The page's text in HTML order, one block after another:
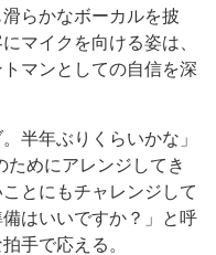
らかなボーカルを披
マイクを向ける姿は、
マンとしての自信を深
半年ぶりくらいかな」
ためにアレンジしてき
とにもチャレンジして
はいいですか？」と呼
手で応える。